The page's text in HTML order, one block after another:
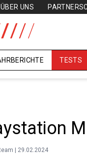
ÜBER UNS
TESTS
M
| 29.02.2024